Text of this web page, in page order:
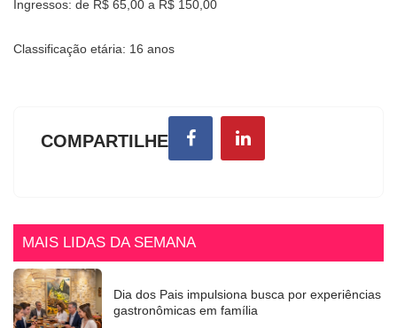
Ingressos: de R$ 65,00 a R$ 150,00
Classificação etária: 16 anos
COMPARTILHE
MAIS LIDAS DA SEMANA
Dia dos Pais impulsiona busca por experiências
gastronômicas em família